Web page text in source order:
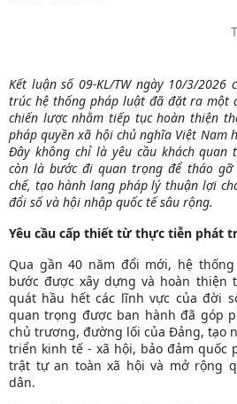
Kết luận số 09-KL/TW ngày 10/3/
trúc hệ thống pháp luật đã đặt ra một
chiến lược nhằm tiếp tục hoàn thiện
pháp quyền xã hội chủ nghĩa Việt Nam
Đây không chỉ là yêu cầu khách
còn là bước đi quan trọng để tháo gỡ
chế, tạo hành lang pháp lý thuận lợi
đổi số và hội nhập quốc tế sâu rộng.
Yêu cầu cấp thiết từ thực tiễn phát
Qua gần 40 năm đổi mới, hệ
bước được xây dựng và hoàn thiện
quát hầu hết các lĩnh vực của đời
quan trọng được ban hành đã góp
chủ trương, đường lối của Đảng, tạo
triển kinh tế - xã hội, bảo đảm quốc
trật tự an toàn xã hội và mở rộng
dân.